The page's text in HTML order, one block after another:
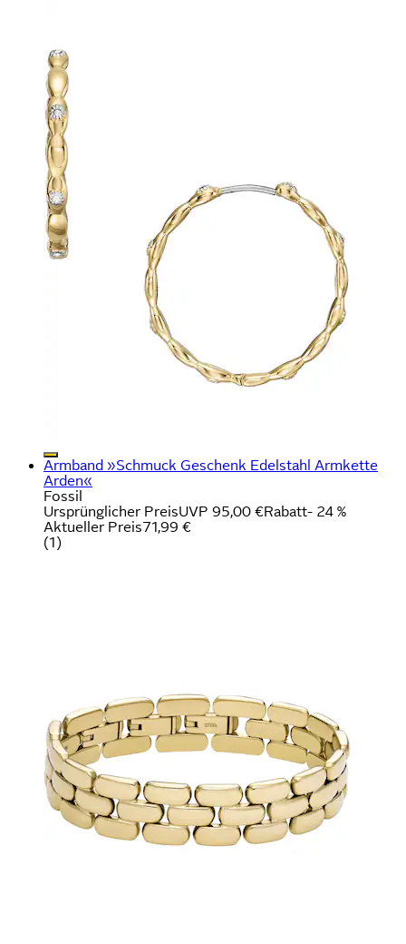
Armband »Schmuck Geschenk Edelstahl Armkette
Arden«
Fossil
Ursprünglicher PreisUVP 95,00 €Rabatt- 24 %
Aktueller Preis71,99 €
(1)